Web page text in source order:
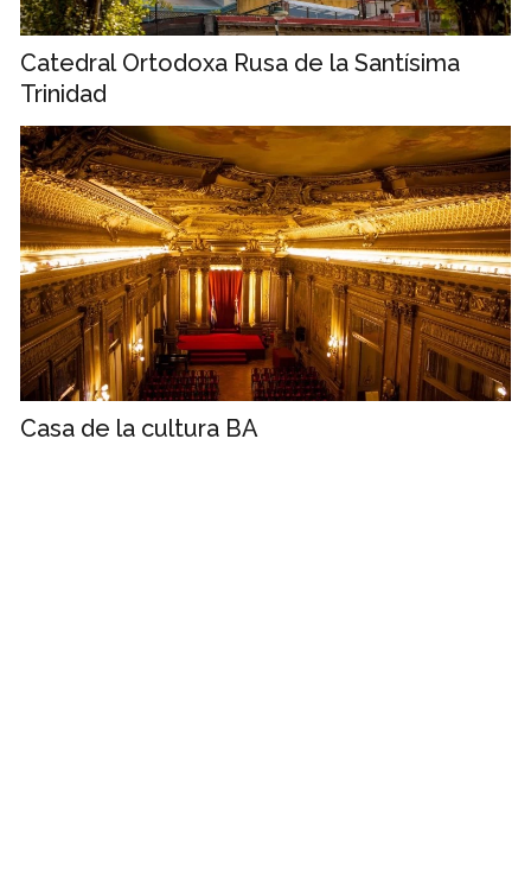
Catedral Ortodoxa Rusa de la Santísima
Trinidad
Casa de la cultura BA